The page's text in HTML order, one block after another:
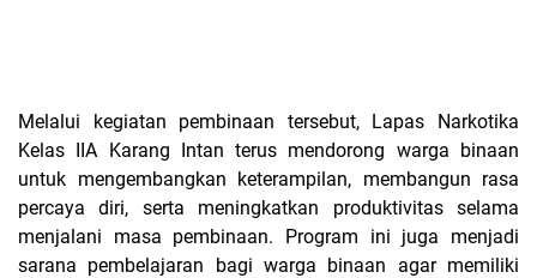
Melalui kegiatan pembinaan tersebut, Lapas Narkotika
Kelas IIA Karang Intan terus mendorong warga binaan
untuk mengembangkan keterampilan, membangun rasa
percaya diri, serta meningkatkan produktivitas selama
menjalani masa pembinaan. Program ini juga menjadi
sarana pembelajaran bagi warga binaan agar memiliki